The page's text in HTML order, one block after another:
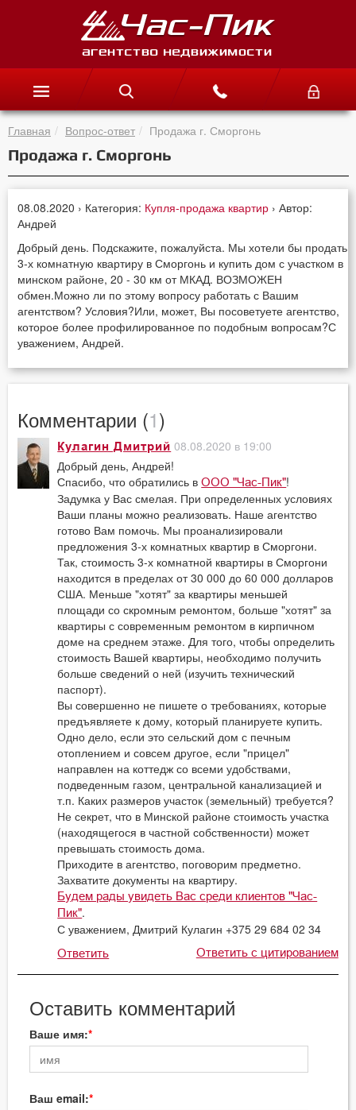
Главная Вопрос-ответ Продажа г. Сморгонь
Продажа г. Сморгонь
08.08.2020 › Категория: Купля-продажа квартир › Автор:
Андрей
Добрый день. Подскажите, пожалуйста. Мы хотели бы продать
3-х комнатную квартиру в Сморгонь и купить дом с участком в
минском районе, 20 - 30 км от МКАД. ВОЗМОЖЕН
обмен.Можно ли по этому вопросу работать с Вашим
агентством? Условия?Или, может, Вы посоветуете агентство,
которое более профилированное по подобным вопросам?С
уважением, Андрей.
Комментарии (1)
Кулагин Дмитрий 08.08.2020 в 19:00
Добрый день, Андрей!
Спасибо, что обратились вООО "Час-Пик"!
Задумка у Вас смелая. При определенных условиях
Ваши планы можно реализовать. Наше агентство
готово Вам помочь. Мы проанализировали
предложения 3-х комнатных квартир в Сморгони.
Так, стоимость 3-х комнатной квартиры в Сморгони
находится в пределах от 30 000 до 60 000 долларов
США. Меньше "хотят" за квартиры меньшей
площади со скромным ремонтом, больше "хотят" за
квартиры с современным ремонтом в кирпичном
доме на среднем этаже. Для того, чтобы определить
стоимость Вашей квартиры, необходимо получить
больше сведений о ней (изучить технический
паспорт).
Вы совершенно не пишете о требованиях, которые
предъявляете к дому, который планируете купить.
Одно дело, если это сельский дом с печным
отоплением и совсем другое, если "прицел"
направлен на коттедж со всеми удобствами,
подведенным газом, центральной канализацией и
т.п. Каких размеров участок (земельный) требуется?
Не секрет, что в Минской районе стоимость участка
(находящегося в частной собственности) может
превышать стоимость дома.
Приходите в агентство, поговорим предметно.
Захватите документы на квартиру.
Будем рады увидеть Вас среди клиентов "Час-
Пик".
С уважением, Дмитрий Кулагин +375 29 684 02 34
Ответить Ответить с цитированием
Оставить комментарий
Ваше имя:
Ваш email: